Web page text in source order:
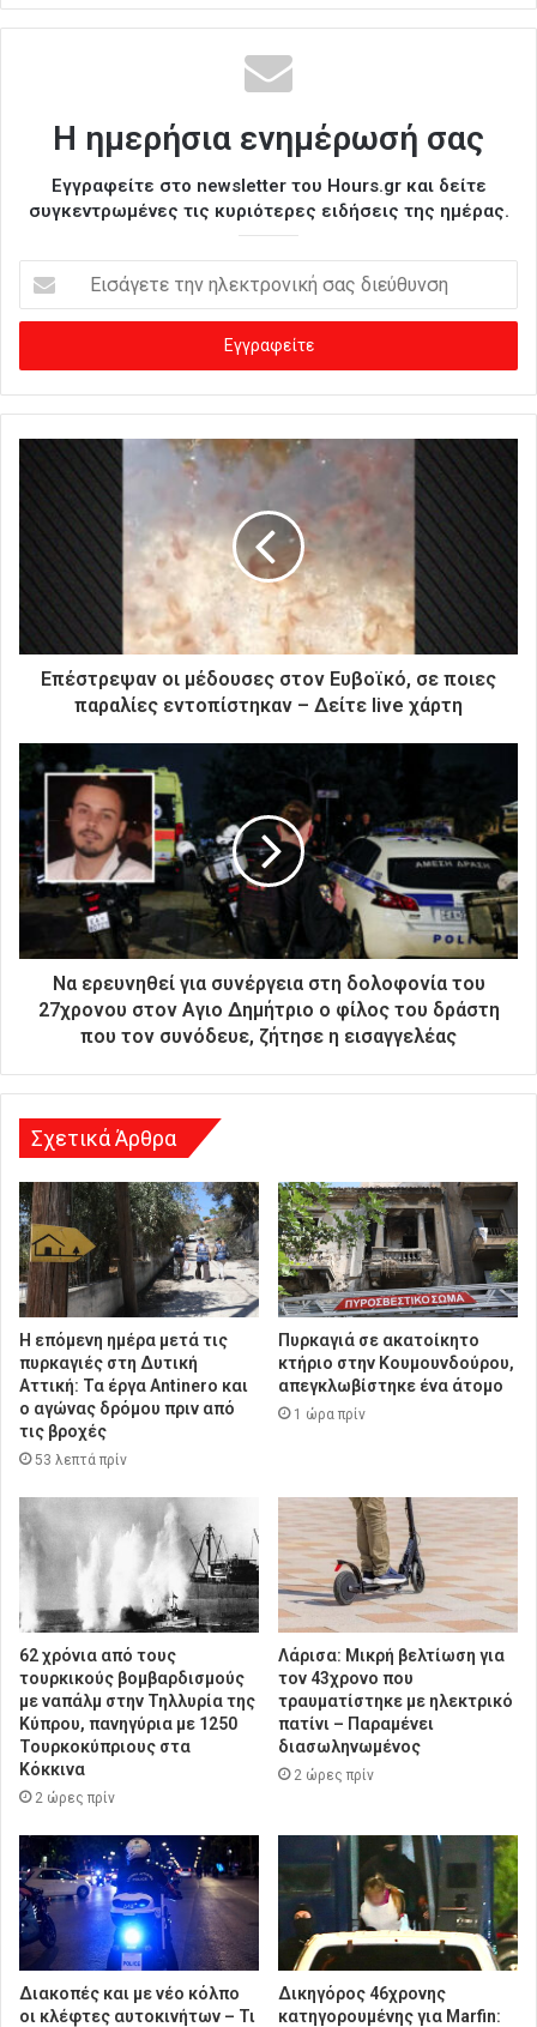
Η ημερήσια ενημέρωσή σας
Εγγραφείτε στο newsletter του Hours.gr και δείτε
συγκεντρωμένες τις κυριότερες ειδήσεις της ημέρας.
σ
γ
ε
τ
κ
σ
α
ς
δ
ε
σ
Επέστρεψαν οι μέδουσες στον Ευβοϊκό, σε ποιες
παραλίες εντοπίστηκαν – Δείτε live χάρτη
Να ερευνηθεί για συνέργεια στη δολοφονία του
27χρονου στον Αγιο Δημήτριο ο φίλος του δράστη
που τον συνόδευε, ζήτησε η εισαγγελέας
Σχετικά Άρθρα
Η επόμενη ημέρα μετά τις
πυρκαγιές στη Δυτική
Αττική: Τα έργα Antinero και
ο αγώνας δρόμου πριν από
τις βροχές
53 λεπτά πρίν
Πυρκαγιά σε ακατοίκητο
κτήριο στην Κουμουνδούρου,
απεγκλωβίστηκε ένα άτομο
1 ώρα πρίν
62 χρόνια από τους
τουρκικούς βομβαρδισμούς
με ναπάλμ στην Τηλλυρία της
Κύπρου, πανηγύρια με 1250
Τουρκοκύπριους στα
Κόκκινα
2 ώρες πρίν
Λάρισα: Μικρή βελτίωση για
τον 43χρονο που
τραυματίστηκε με ηλεκτρικό
πατίνι – Παραμένει
διασωληνωμένος
2 ώρες πρίν
Διακοπές και με νέο κόλπο
οι κλέφτες αυτοκινήτων – Τι
Δικηγόρος 46χρονης
κατηγορουμένης για Marfin: